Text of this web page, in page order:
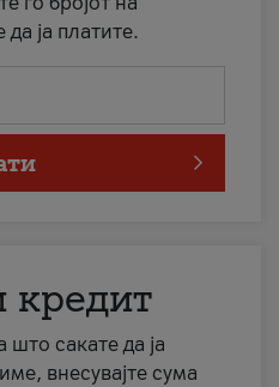
ја платите.
кредит
што сакате да ја
внесувајте сума